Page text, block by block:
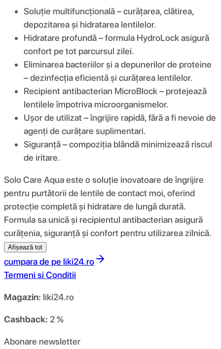
Soluție multifuncțională – curățarea, clătirea,
depozitarea și hidratarea lentilelor.
Hidratare profundă – formula HydroLock asigură
confort pe tot parcursul zilei.
Eliminarea bacteriilor și a depunerilor de proteine
– dezinfecția eficientă și curățarea lentilelor.
Recipient antibacterian MicroBlock – protejează
lentilele împotriva microorganismelor.
Ușor de utilizat – îngrijire rapidă, fără a fi nevoie de
agenți de curățare suplimentari.
Siguranță – compoziția blândă minimizează riscul
de iritare.
Solo Care Aqua este o soluție inovatoare de îngrijire
pentru purtătorii de lentile de contact moi, oferind
protecție completă și hidratare de lungă durată.
Formula sa unică și recipientul antibacterian asigură
curățenia, siguranță și confort pentru utilizarea zilnică.
Afișează tot
cumpara de pe liki24.ro
Termeni si Conditii
Magazin: liki24.ro
Cashback: 2 %
Abonare newsletter